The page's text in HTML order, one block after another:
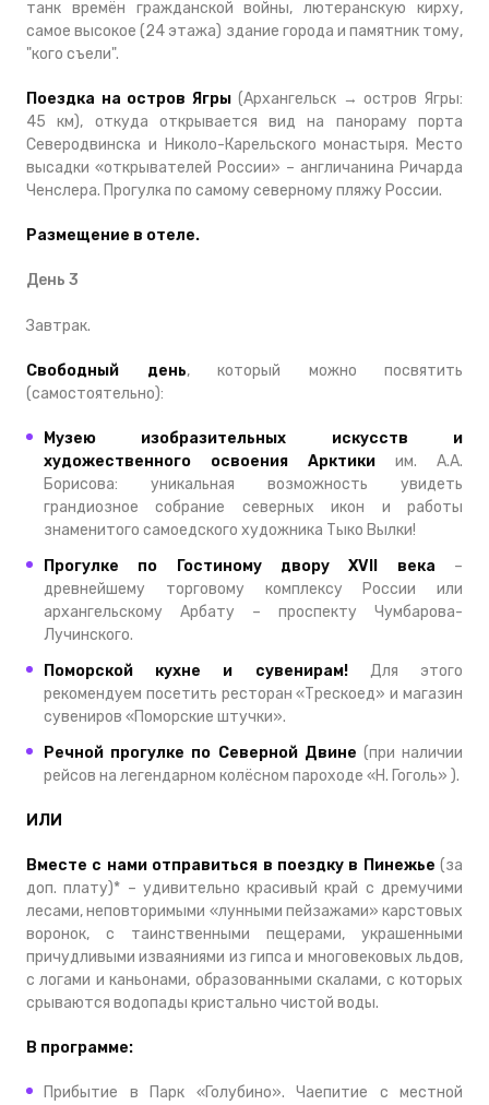
танк времён гражданской войны, лютеранскую кирху,
самое высокое (24 этажа) здание города и памятник тому,
"кого съели".
Поездка на остров Ягры (Архангельск → остров Ягры:
45 км), откуда открывается вид на панораму порта
Северодвинска и Николо-Карельского монастыря. Место
высадки «открывателей России» – англичанина Ричарда
Ченслера. Прогулка по самому северному пляжу России.
Размещение в отеле.
День 3
Завтрак.
Свободный день, который можно посвятить
(самостоятельно):
Музею изобразительных искусств и
художественного освоения Арктики им. А.А.
Борисова: уникальная возможность увидеть
грандиозное собрание северных икон и работы
знаменитого самоедского художника Тыко Вылки!
Прогулке по Гостиному двору XVII века –
древнейшему торговому комплексу России или
архангельскому Арбату – проспекту Чумбарова-
Лучинского.
Поморской кухне и сувенирам!Для этого
рекомендуем посетить ресторан «Трескоед» и магазин
сувениров «Поморские штучки».
Речной прогулке по Северной Двине (при наличии
рейсов на легендарном колёсном пароходе «Н. Гоголь» ).
ИЛИ
Вместе с нами отправиться в поездку в Пинежье (за
доп. плату)* – удивительно красивый край с дремучими
лесами, неповторимыми «лунными пейзажами» карстовых
воронок, с таинственными пещерами, украшенными
причудливыми изваяниями из гипса и многовековых льдов,
с логами и каньонами, образованными скалами, с которых
срываются водопады кристально чистой воды.
В программе:
Прибытие в Парк «Голубино». Чаепитие с местной